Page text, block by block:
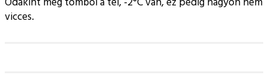
vicces.